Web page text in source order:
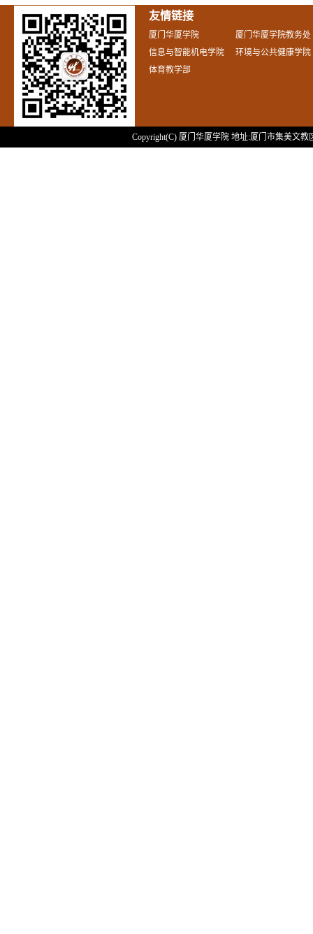
友情链接
厦门华厦学院
厦门华厦学院教务处
信息与智能机电学院
环境与公共健康学院
体育教学部
Copyright(C) 厦门华厦学院 地址:厦门市集美文教